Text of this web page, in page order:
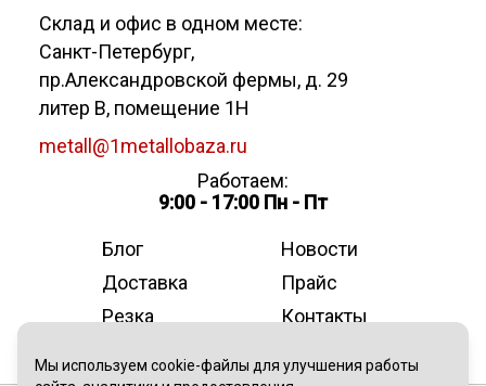
Склад и офис в одном месте:
Санкт-Петербург,
пр.Александровской фермы, д. 29
литер В, помещение 1Н
metall@1metallobaza.ru
Работаем:
9:00 - 17:00 Пн - Пт
Блог
Новости
Доставка
Прайс
Резка
Контакты
Мы используем cookie-файлы для улучшения работы